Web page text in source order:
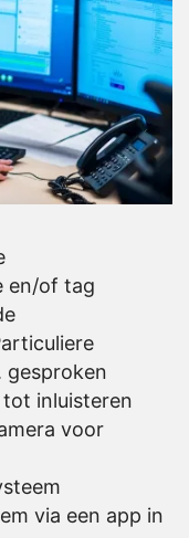
en/of tag
gesproken
inluisteren
voor
via een app in